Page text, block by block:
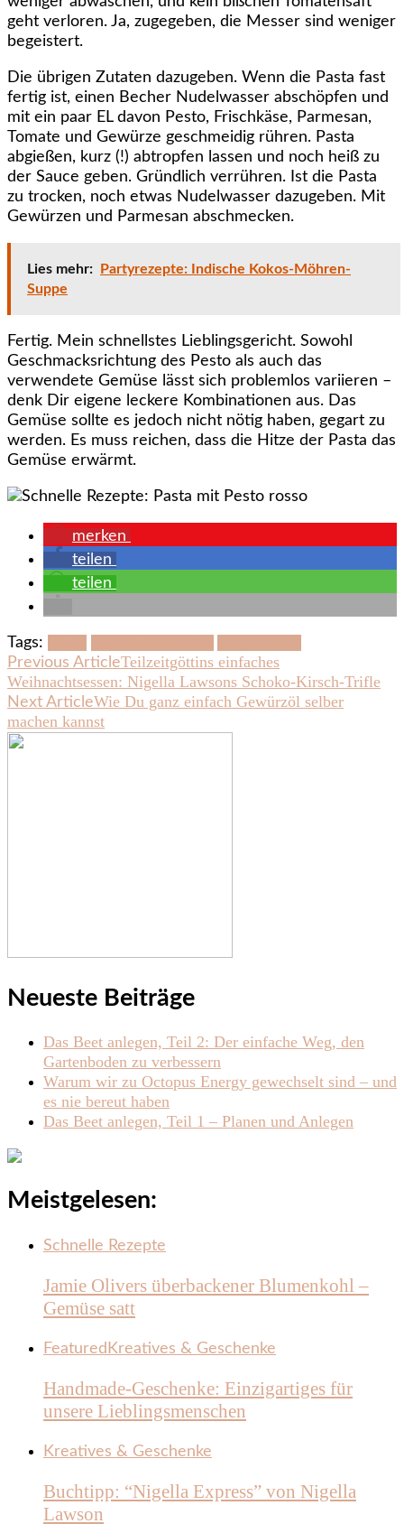
geht verloren. Ja, zugegeben, die Messer sind weniger
begeistert.
Die übrigen Zutaten dazugeben. Wenn die Pasta fast
fertig ist, einen Becher Nudelwasser abschöpfen und
mit ein paar EL davon Pesto, Frischkäse, Parmesan,
Tomate und Gewürze geschmeidig rühren. Pasta
abgießen, kurz (!) abtropfen lassen und noch heiß zu
der Sauce geben. Gründlich verrühren. Ist die Pasta
zu trocken, noch etwas Nudelwasser dazugeben. Mit
Gewürzen und Parmesan abschmecken.
Lies mehr:
Partyrezepte: Indische Kokos-Möhren-
Suppe
Fertig. Mein schnellstes Lieblingsgericht. Sowohl
Geschmacksrichtung des Pesto als auch das
verwendete Gemüse lässt sich problemlos variieren –
denk Dir eigene leckere Kombinationen aus. Das
Gemüse sollte es jedoch nicht nötig haben, gegart zu
werden. Es muss reichen, dass die Hitze der Pasta das
Gemüse erwärmt.
merken
teilen
teilen
Tags:
Post
Navigation
Previous ArticleTeilzeitgöttins einfaches
Weihnachtsessen: Nigella Lawsons Schoko-Kirsch-Trifle
Next ArticleWie Du ganz einfach Gewürzöl selber
machen kannst
Neueste Beiträge
Das Beet anlegen, Teil 2: Der einfache Weg, den
Gartenboden zu verbessern
Warum wir zu Octopus Energy gewechselt sind – und
es nie bereut haben
Das Beet anlegen, Teil 1 – Planen und Anlegen
Meistgelesen:
Schnelle Rezepte
Jamie Olivers überbackener Blumenkohl –
Gemüse satt
Featured Kreatives & Geschenke
Handmade-Geschenke: Einzigartiges für
unsere Lieblingsmenschen
Kreatives & Geschenke
Buchtipp: “Nigella Express” von Nigella
Lawson